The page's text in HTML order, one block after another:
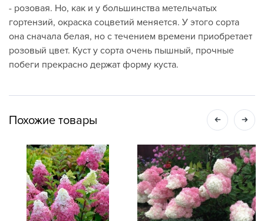
- розовая. Но, как и у большинства метельчатых
гортензий, окраска соцветий меняется. У этого сорта
она сначала белая, но с течением времени приобретает
розовый цвет. Куст у сорта очень пышный, прочные
побеги прекрасно держат форму куста.
Похожие товары